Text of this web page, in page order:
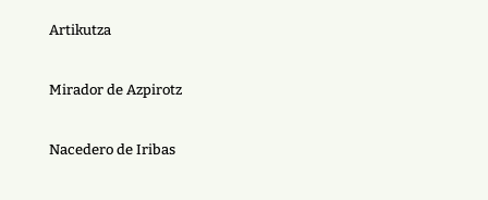
Artikutza
Mirador de Azpirotz
Nacedero de Iribas